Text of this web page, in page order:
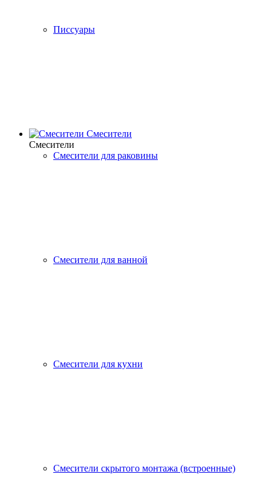
Писсуары
Смесители
Смесители
Смесители для раковины
Смесители для ванной
Смесители для кухни
Смесители скрытого монтажа (встроенные)